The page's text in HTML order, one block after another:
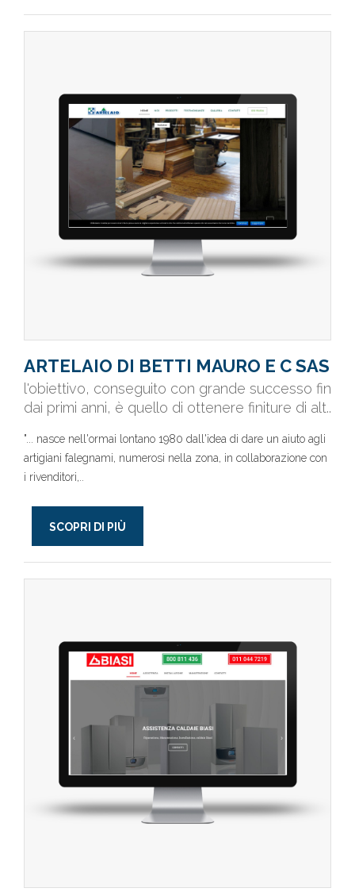
ARTELAIO DI BETTI MAURO E C SAS
l'obiettivo, conseguito con grande successo fin
dai primi anni, è quello di ottenere finiture di alt..
"... nasce nell'ormai lontano 1980 dall'idea di dare un aiuto agli
artigiani falegnami, numerosi nella zona, in collaborazione con
i rivenditori,..
SCOPRI DI PIÙ